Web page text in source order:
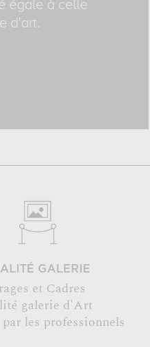
égale à celle
d'art.
GALERIE
et Cadres
galerie d'Art
les professionnels